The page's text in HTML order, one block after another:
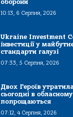
оборони
10:13, 6 Серпня, 2026
Ukraine Investment
інвестиції у
стандарти галузі
07:33, 5 Серпня, 2026
Двох Героїв
сьогодні в
попрощаються
07:12, 4 Серпня, 2026